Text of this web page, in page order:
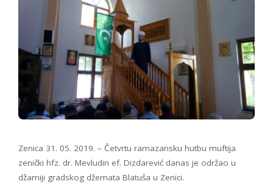
Zenica 31. 05. 2019. – Četvrtu ramazansku hutbu muftija
zenički hfz. dr. Mevludin ef. Dizdarević danas je održao u
džamiji gradskog džemata Blatuša u Zenici.